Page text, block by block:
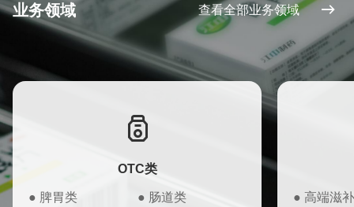
业务领域 查看全部业务领域
OTC类
● 脾胃类 ● 肠道类 ● 高端滋